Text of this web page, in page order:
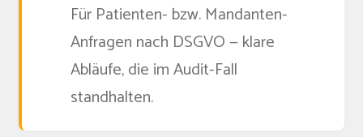
Für Patienten- bzw. Mandanten-
Anfragen nach DSGVO — klare
Abläufe, die im Audit-Fall
standhalten.